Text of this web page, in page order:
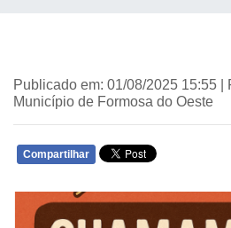
Publicado em: 01/08/2025 15:55 |
Município de Formosa do Oeste
Compartilhar